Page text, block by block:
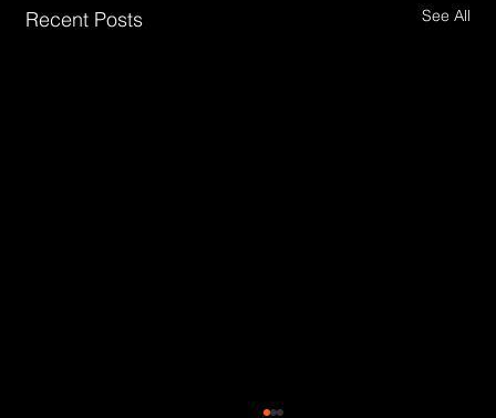
Recent Posts See All